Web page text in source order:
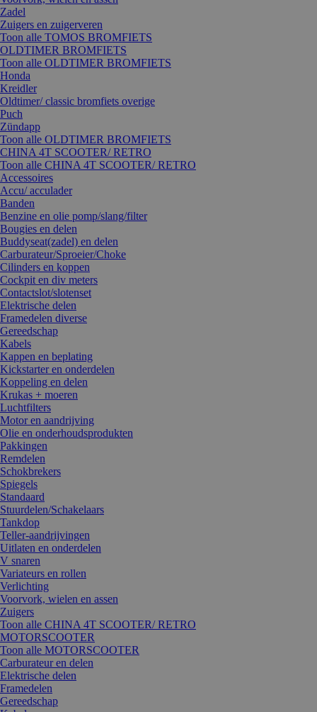
Zadel
Zuigers en zuigerveren
Toon alle TOMOS BROMFIETS
OLDTIMER BROMFIETS
Toon alle OLDTIMER BROMFIETS
Honda
Kreidler
Oldtimer/ classic bromfiets overige
Puch
Zündapp
Toon alle OLDTIMER BROMFIETS
CHINA 4T SCOOTER/ RETRO
Toon alle CHINA 4T SCOOTER/ RETRO
Accessoires
Accu/ acculader
Banden
Benzine en olie pomp/slang/filter
Bougies en delen
Buddyseat(zadel) en delen
Carburateur/Sproeier/Choke
Cilinders en koppen
Cockpit en div meters
Contactslot/slotenset
Elektrische delen
Framedelen diverse
Gereedschap
Kabels
Kappen en beplating
Kickstarter en onderdelen
Koppeling en delen
Krukas + moeren
Luchtfilters
Motor en aandrijving
Olie en onderhoudsprodukten
Pakkingen
Remdelen
Schokbrekers
Spiegels
Standaard
Stuurdelen/Schakelaars
Tankdop
Teller-aandrijvingen
Uitlaten en onderdelen
V snaren
Variateurs en rollen
Verlichting
Voorvork, wielen en assen
Zuigers
Toon alle CHINA 4T SCOOTER/ RETRO
MOTORSCOOTER
Toon alle MOTORSCOOTER
Carburateur en delen
Elektrische delen
Framedelen
Gereedschap